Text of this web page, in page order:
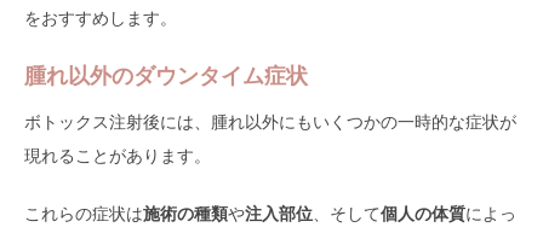
をおすすめします。
腫れ以外のダウンタイム症状
ボトックス注射後には、腫れ以外にもいくつかの一時的な症状が
現れることがあります。
これらの症状は施術の種類や注入部位 、そして個人の体質によっ